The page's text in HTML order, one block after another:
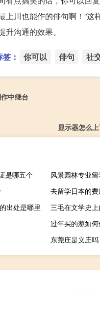
上川也能作的俳句啊！”这
沟通的效果。
： 你可以 俳句 社
中继台
显示器怎么
是哪五个
风景园林专业
去留学日本的费
出处是哪里
三毛在文学史
过年买的葱如
东莞庄是义庄吗